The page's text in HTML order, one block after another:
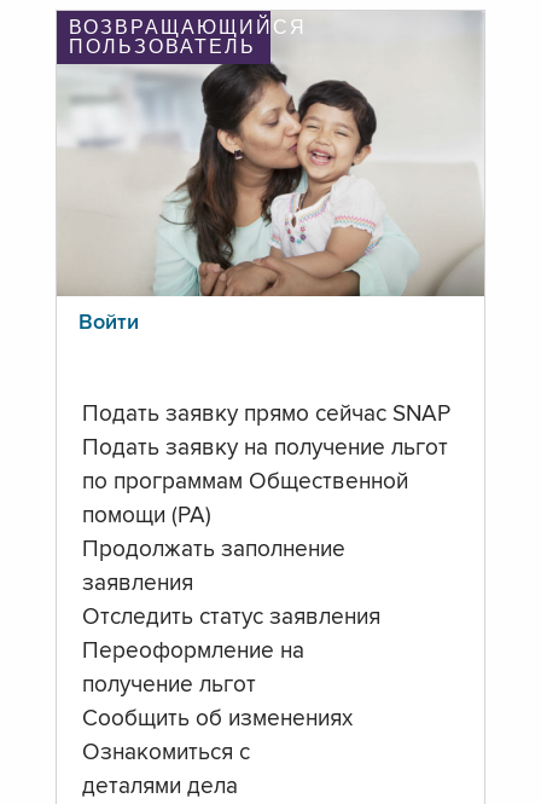
ВОЗВРАЩАЮЩИЙСЯ
ПОЛЬЗОВАТЕЛЬ
Войти
Подать заявку прямо сейчас SNAP
Подать заявку на получение льгот
по программам Общественной
помощи (PA)
Продолжать заполнение
заявления
Отследить статус заявления
Переоформление на
получение льгот
Сообщить об изменениях
Ознакомиться с
деталями дела